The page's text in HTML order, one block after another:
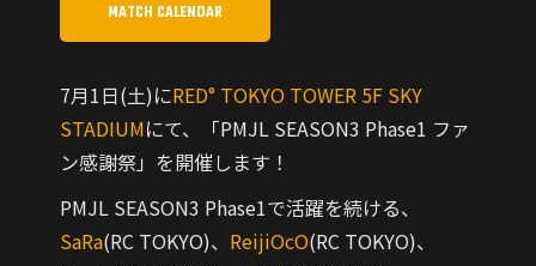
MATCH CALENDAR
7月1日(土)にRED° TOKYO TOWER 5F SKY
STADIUMにて、「PMJL SEASON3 Phase1 ファ
ン感謝祭」を開催します！
PMJL SEASON3 Phase1で活躍を続ける、
SaRa(RC TOKYO)、 ReijiOcO(RC TOKYO)、